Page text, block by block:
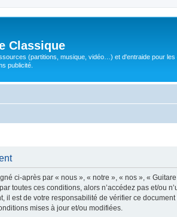
Classique
(partitions, musique, vidéo…) et d'entraide pour
publicité.
ci-après par « nous », « notre », « nos », «
toutes ces conditions, alors n’accédez pas et/
il est de votre responsabilité de vérifier ce
mises à jour et/ou modifiées.